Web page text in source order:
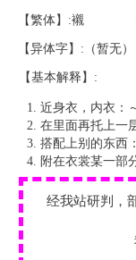
【繁体】:襯
【异体字】:（暂无）
【基本解释】:
近身衣，内衣：
在里面再托上一
搭配上别的东西
附在衣裳某一部
经我站研判，